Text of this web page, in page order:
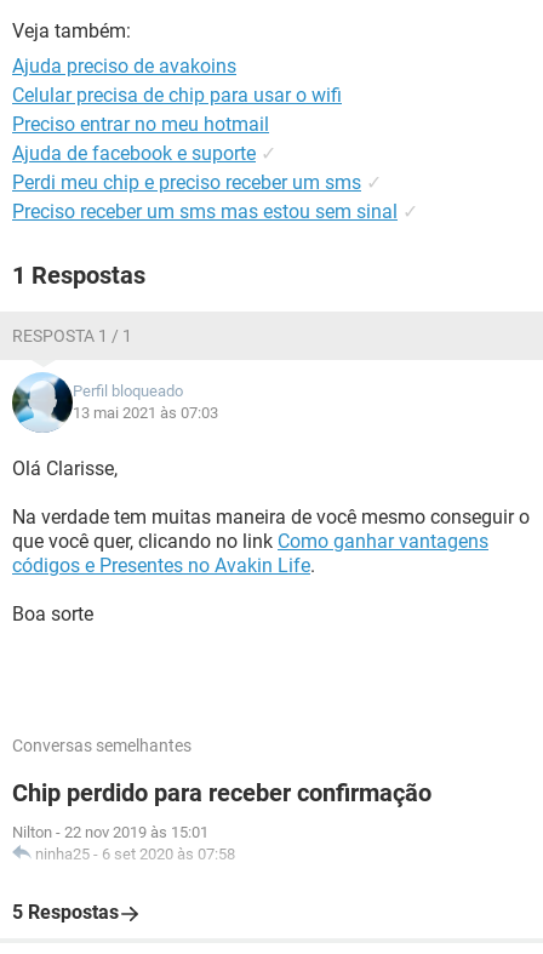
Veja também:
Ajuda preciso de avakoins
Celular precisa de chip para usar o wifi
Preciso entrar no meu hotmail
Ajuda de facebook e suporte ✓
Perdi meu chip e preciso receber um sms ✓
Preciso receber um sms mas estou sem sinal ✓
1 Respostas
RESPOSTA 1 / 1
Perfil bloqueado
13 mai 2021 às 07:03
Olá Clarisse,
Na verdade tem muitas maneira de você mesmo conseguir o
que você quer, clicando no link Como ganhar vantagens
códigos e Presentes no Avakin Life.
Boa sorte
Conversas semelhantes
Chip perdido para receber confirmação
Nilton - 22 nov 2019 às 15:01
ninha25 - 6 set 2020 às 07:58
5 Respostas